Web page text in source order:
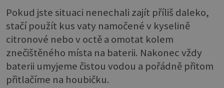
Pokud jste situaci nenechali zajít příliš daleko,
stačí použít kus vaty namočené v kyselině
citronové nebo v octě a omotat kolem
znečištěného místa na baterii. Nakonec vždy
baterii umyjeme čistou vodou a pořádně přitom
přitlačíme na houbičku.